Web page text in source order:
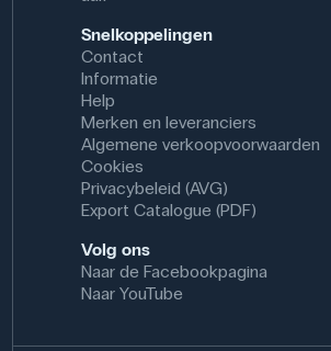
Snelkoppelingen
Contact
Informatie
Help
Merken en leveranciers
Algemene verkoopvoorwaarden
Cookies
Privacybeleid (AVG)
Export Catalogue (PDF)
Volg ons
Naar de Facebookpagina
Naar YouTube